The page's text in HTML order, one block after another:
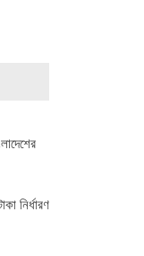
নির্ধারণ